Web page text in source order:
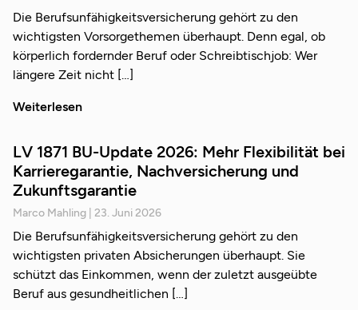
Die Berufsunfähigkeitsversicherung gehört zu den
wichtigsten Vorsorgethemen überhaupt. Denn egal, ob
körperlich fordernder Beruf oder Schreibtischjob: Wer
längere Zeit nicht
Weiterlesen
LV 1871 BU-Update 2026: Mehr Flexibilität bei
Karrieregarantie, Nachversicherung und
Zukunftsgarantie
Marco Mahling 23. Juni 2026
Die Berufsunfähigkeitsversicherung gehört zu den
wichtigsten privaten Absicherungen überhaupt. Sie
schützt das Einkommen, wenn der zuletzt ausgeübte
Beruf aus gesundheitlichen